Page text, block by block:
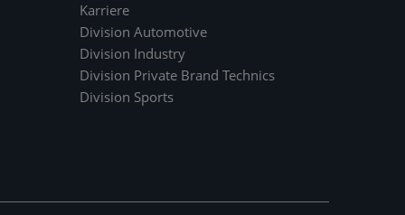
im
On
lin
e-
Sh
Karriere
Division Automotive
Division Industry
Division Private Brand Technics
Division Sports